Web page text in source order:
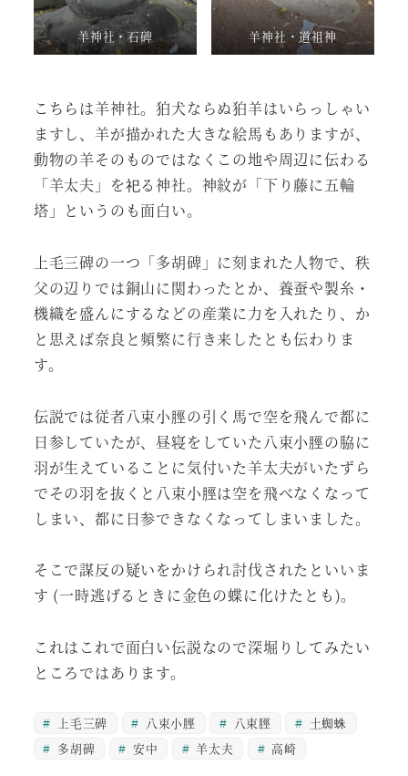
羊神社・石碑 羊神社・道祖神
こちらは羊神社。狛犬ならぬ狛羊はいらっしゃい
ますし、羊が描かれた大きな絵馬もありますが、
動物の羊そのものではなくこの地や周辺に伝わる
「羊太夫」を祀る神社。神紋が「下り藤に五輪
塔」というのも面白い。
上毛三碑の一つ「多胡碑」に刻まれた人物で、秩
父の辺りでは銅山に関わったとか、養蚕や製糸・
機織を盛んにするなどの産業に力を入れたり、か
と思えば奈良と頻繁に行き来したとも伝わりま
す。
伝説では従者八束小脛の引く馬で空を飛んで都に
日参していたが、昼寝をしていた八束小脛の脇に
羽が生えていることに気付いた羊太夫がいたずら
でその羽を抜くと八束小脛は空を飛べなくなって
しまい、都に日参できなくなってしまいました。
そこで謀反の疑いをかけられ討伐されたといいま
す (一時逃げるときに金色の蝶に化けたとも)。
これはこれで面白い伝説なので深堀りしてみたい
ところではあります。
上毛三碑 八束小脛 八束脛
土蜘蛛
多胡碑
安中 羊太夫 高崎